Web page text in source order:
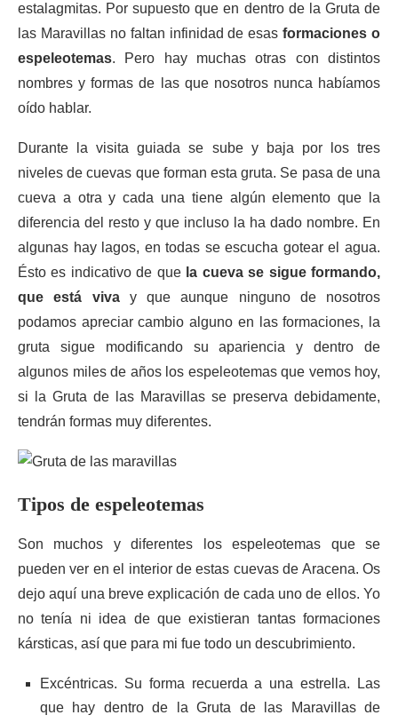
estalagmitas. Por supuesto que en dentro de la Gruta de
las Maravillas no faltan infinidad de esasformaciones o
espeleotemas. Pero hay muchas otras con distintos
nombres y formas de las que nosotros nunca habíamos
oído hablar.
Durante la visita guiada se sube y baja por los tres
niveles de cuevas que forman esta gruta. Se pasa de una
cueva a otra y cada una tiene algún elemento que la
diferencia del resto y que incluso la ha dado nombre. En
algunas hay lagos, en todas se escucha gotear el agua.
Ésto es indicativo de que la cueva se sigue formando,
que está vivay que aunque ninguno de nosotros
podamos apreciar cambio alguno en las formaciones, la
gruta sigue modificando su apariencia y dentro de
algunos miles de años los espeleotemas que vemos hoy,
si la Gruta de las Maravillas se preserva debidamente,
tendrán formas muy diferentes.
Tipos de espeleotemas
Son muchos y diferentes los espeleotemas que se
pueden ver en el interior de estas cuevas de Aracena. Os
dejo aquí una breve explicación de cada uno de ellos. Yo
no tenía ni idea de que existieran tantas formaciones
kársticas, así que para mi fue todo un descubrimiento.
Excéntricas. Su forma recuerda a una estrella. Las
que hay dentro de la Gruta de las Maravillas de